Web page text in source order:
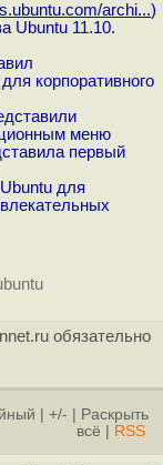
archi...)
Ubuntu 11.10.
корпоративного
меню
первый
для
обязательно
+/-
Раскрыть
всё
RSS